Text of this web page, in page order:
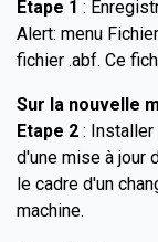
Etape 1 :
Alert: menu
fichier .abf. Ce
Sur la nouvelle
Etape 2 :
d'une mise à jour
le cadre d'un
machine.